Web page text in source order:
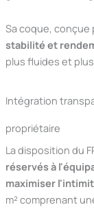
Sa coque, conçue
stabilité et
plus fluides et
Intégration
propriétaire
La disposition du
réservés à
maximiser
m² comprenant